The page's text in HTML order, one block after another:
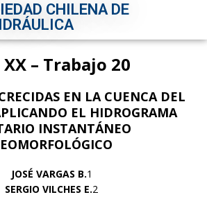
CHILENA DE
XX – Trabajo 20
EN LA CUENCA DEL
EL HIDROGRAMA
INSTANTÁNEO
JOSÉ VARGAS B.1
SERGIO VILCHES E.2